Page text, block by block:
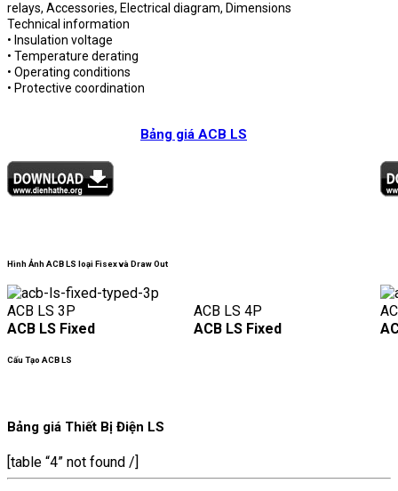
relays, Accessories, Electrical diagram, Dimensions
Technical information
• Insulation voltage
• Temperature derating
• Operating conditions
• Protective coordination
Bảng giá ACB LS
Hình Ảnh ACB LS loại Fisex và Draw Out
ACB LS 3P ACB LS 4P
ACB LS Fixed
ACB LS Fixed
Cấu Tạo ACB LS
Bảng giá Thiết Bị Điện LS
[table “4” not found /]